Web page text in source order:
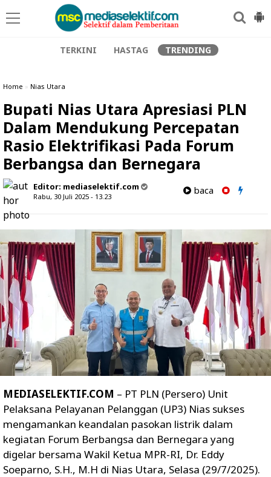
TERKINI HASTAG TRENDING
Home » Nias Utara
Bupati Nias Utara Apresiasi PLN
Dalam Mendukung Percepatan
Rasio Elektrifikasi Pada Forum
Berbangsa dan Bernegara
Editor: mediaselektif.com
Rabu, 30 Juli 2025 - 13.23
baca
MEDIASELEKTIF.COM – PT PLN (Persero) Unit
Pelaksana Pelayanan Pelanggan (UP3) Nias sukses
mengamankan keandalan pasokan listrik dalam
kegiatan Forum Berbangsa dan Bernegara yang
digelar bersama Wakil Ketua MPR-RI, Dr. Eddy
Soeparno, S.H., M.H di Nias Utara, Selasa (29/7/2025).